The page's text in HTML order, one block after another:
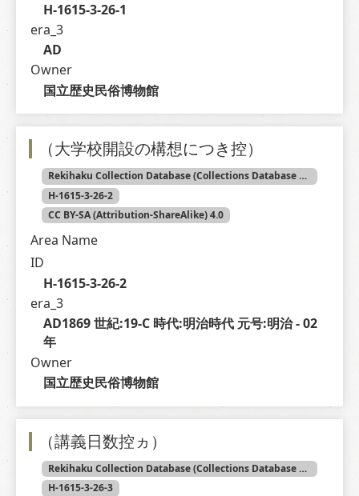
H-1615-3-26-1
era_3
AD
Owner
国立歴史民俗博物館
（大学校開設の構想につき控）
Rekihaku Collection Database (Collections Database of the National Museum of Japanese History)
H-1615-3-26-2
CC BY-SA (Attribution-ShareAlike) 4.0
Area Name
ID
H-1615-3-26-2
era_3
AD1869 世紀:19-C 時代:明治時代 元号:明治 - 02
年
Owner
国立歴史民俗博物館
（講義日数控ヵ）
Rekihaku Collection Database (Collections Database of the National Museum of Japanese History)
H-1615-3-26-3